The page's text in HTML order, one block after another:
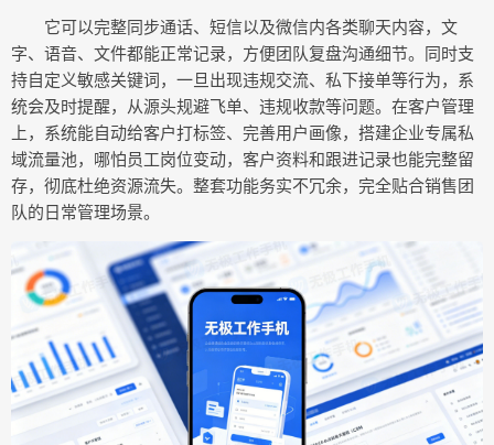
它可以完整同步通话、短信以及微信内各类聊天内容，文
字、语音、文件都能正常记录，方便团队复盘沟通细节。同时支
持自定义敏感关键词，一旦出现违规交流、私下接单等行为，系
统会及时提醒，从源头规避飞单、违规收款等问题。在客户管理
上，系统能自动给客户打标签、完善用户画像，搭建企业专属私
域流量池，哪怕员工岗位变动，客户资料和跟进记录也能完整留
存，彻底杜绝资源流失。整套功能务实不冗余，完全贴合销售团
队的日常管理场景。